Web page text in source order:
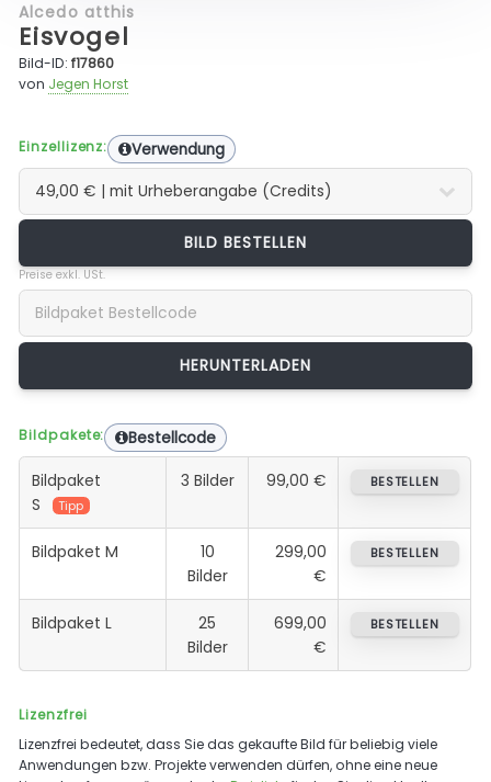
Alcedo atthis
Eisvogel
Bild-ID:f17860
von Jegen Horst
Einzellizenz: Verwendung
BILD BESTELLEN
Preise exkl. USt.
Bildpakete: Bestellcode
Bildpaket
S
Tipp
3 Bilder 99,00 € BESTELLEN
Bildpaket M
10
Bilder
299,00
€
BESTELLEN
Bildpaket L
25
Bilder
699,00
€
BESTELLEN
Lizenzfrei
Lizenzfrei bedeutet, dass Sie das gekaufte Bild für beliebig viele
Anwendungen bzw. Projekte verwenden dürfen, ohne eine neue